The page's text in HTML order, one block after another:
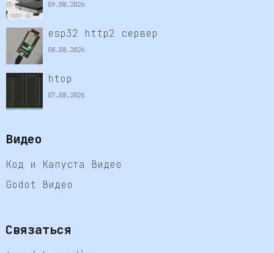
09.08.2026
esp32 http2 сервер
08.08.2026
htop
07.08.2026
Видео
Код и Капуста Видео
Godot Видео
Связаться